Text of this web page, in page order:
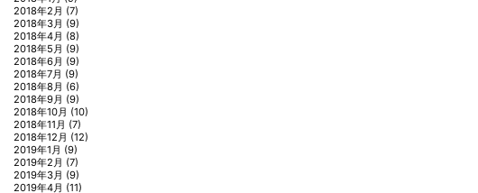
2018年2月 (7)
2018年3月 (9)
2018年4月 (8)
2018年5月 (9)
2018年6月 (9)
2018年7月 (9)
2018年8月 (6)
2018年9月 (9)
2018年10月 (10)
2018年11月 (7)
2018年12月 (12)
2019年1月 (9)
2019年2月 (7)
2019年3月 (9)
2019年4月 (11)